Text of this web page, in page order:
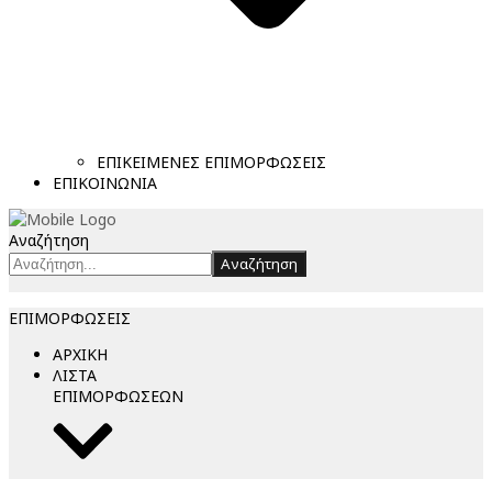
ΕΠΙΚΕΙΜΕΝΕΣ ΕΠΙΜΟΡΦΩΣΕΙΣ
ΕΠΙΚΟΙΝΩΝΙΑ
Αναζήτηση
Αναζήτηση
ΕΠΙΜΟΡΦΩΣΕΙΣ
ΑΡΧΙΚΗ
ΛΙΣΤΑ
ΕΠΙΜΟΡΦΩΣΕΩΝ